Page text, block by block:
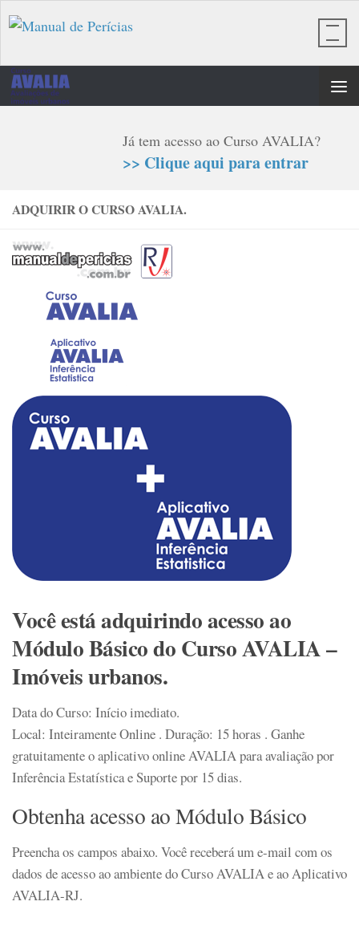
Skip to content
Já tem acesso ao Curso AVALIA?
>> Clique aqui para entrar
ADQUIRIR O CURSO AVALIA.
Você está adquirindo acesso ao
Módulo Básico do Curso AVALIA –
Imóveis urbanos.
Data do Curso: Início imediato.
Local: Inteiramente Online . Duração: 15 horas . Ganhe
gratuitamente o aplicativoonlineAVALIA para avaliação por
Inferência Estatística e Suporte por 15 dias.
Obtenha acesso ao Módulo Básico
Preencha os campos abaixo. Você receberá um e-mail com os
dados de acesso ao ambiente do Curso AVALIA e ao Aplicativo
AVALIA-RJ.